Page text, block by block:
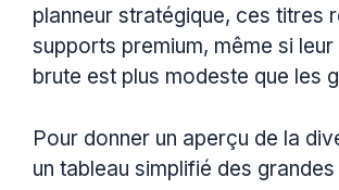
planneur stratégique, ces titres
supports premium, même si
brute est plus modeste que les
Pour donner un aperçu de la
un tableau simplifié des